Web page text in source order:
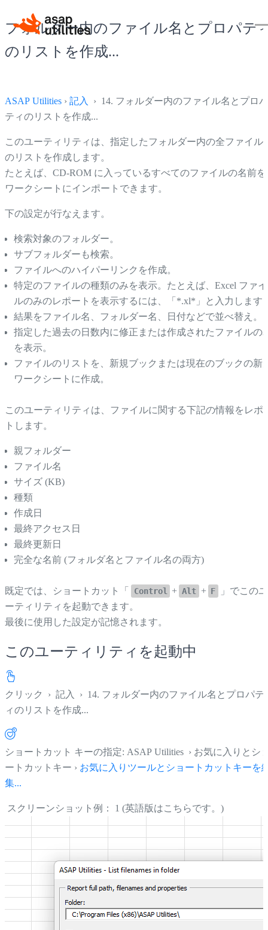
フォルダー内のファイル名とプロパテ
のリストを作成...
ASAP Utilities › 記入
› 14. フォルダー内のファイル名とプロパ
ティのリストを作成...
このユーティリティは、指定したフォルダー内の全ファイル
のリストを作成します。
たとえば、CD-ROM に入っているすべてのファイルの名前を
ワークシートにインポートできます。
下の設定が行なえます。
検索対象のフォルダー。
サブフォルダーも検索。
ファイルへのハイパーリンクを作成。
特定のファイルの種類のみを表示。たとえば、Excel ファイ
ルのみのレポートを表示するには、「*.xl*」と入力します
結果をファイル名、フォルダー名、日付などで並べ替え。
指定した過去の日数内に修正または作成されたファイルの
を表示。
ファイルのリストを、新規ブックまたは現在のブックの新
ワークシートに作成。
このユーティリティは、ファイルに関する下記の情報をレポ
トします。
親フォルダー
ファイル名
サイズ (KB)
種類
作成日
最終アクセス日
最終更新日
完全な名前 (フォルダ名とファイル名の両方)
既定では、ショートカット「 Control + Alt + F
」でこのユ
ーティリティを起動できます。
最後に使用した設定が記憶されます。
このユーティリティを起動中
クリック › 記入 › 14. フォルダー内のファイル名とプロパテ
ィのリストを作成...
ショートカット キーの指定: ASAP Utilities › お気に入りとシ
ートカットキー › お気に入りツールとショートカットキーを
集...
スクリーンショット例： 1 (英語版はこちらです。)